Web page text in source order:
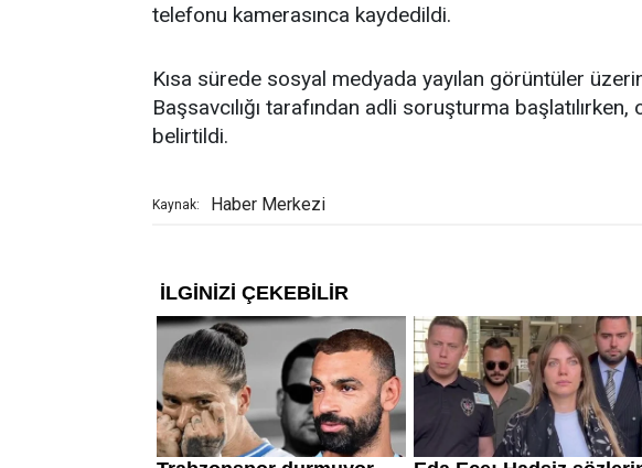
telefonu kamerasınca kaydedildi.
Kısa sürede sosyal medyada yayılan görüntüler
Başsavcılığı tarafından adli soruşturma başlatılırken,
belirtildi.
Kaynak: Haber Merkezi